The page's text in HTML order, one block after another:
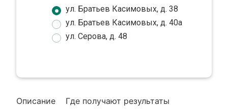
Описание Где получают результаты
ул. Братьев Касимовых, д. 38
ул. Братьев Касимовых, д. 40а
ул. Серова, д. 48